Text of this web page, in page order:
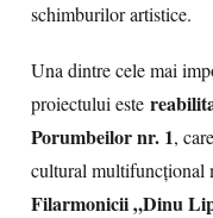
schimburilor artistice.
Una dintre cele mai
proiectului este
Porumbeilor nr. 1,
cultural multifuncțional
Filarmonicii „Dinu